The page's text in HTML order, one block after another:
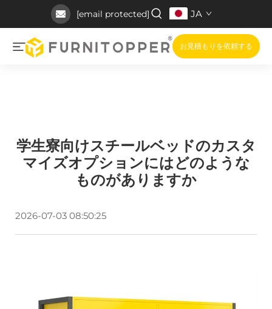
[email protected] JA
お見積もりを依頼する
学生寮向けスチールベッドのカスタ
マイズオプションにはどのような
ものがありますか
2026-07-03 08:50:25